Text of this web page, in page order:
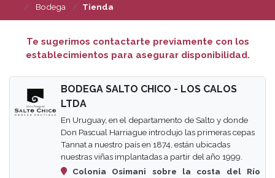
Bodega
Tienda
Te sugerimos contactarte previamente con los
establecimientos para asegurar disponibilidad.
BODEGA SALTO CHICO - LOS CALOS
LTDA
En Uruguay, en el departamento de Salto y donde
Don Pascual Harriague introdujo las primeras cepas
Tannat a nuestro país en 1874, están ubicadas
nuestras viñas implantadas a partir del año 1999.
Colonia Osimani sobre la costa del Río